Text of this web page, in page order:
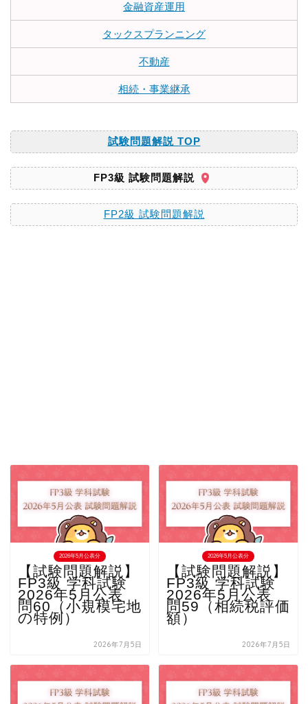
金融資産運用
タックスプランニング
不動産
相続・事業継承
試験問題解説 TOP
FP3級 試験問題解説
FP2級 試験問題解説
2026年5月公表分
【試験問題解説】
FP3級 学科試験
2026年5月公表
問60（小規模宅地
の特例）
2026年7月5日
2026年5月公表分
【試験問題解説】
FP3級 学科試験
2026年5月公表
問59（相続税評価
額）
2026年7月5日